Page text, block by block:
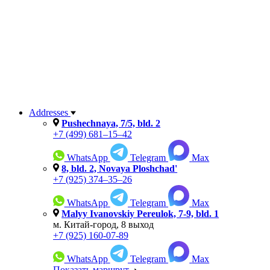
Addresses
Pushechnaya, 7/5, bld. 2
+7 (499) 681–15–42
WhatsApp Telegram
Max
8, bld. 2, Novaya Ploshchad'
+7 (925) 374–35–26
WhatsApp Telegram
Max
Malyy Ivanovskiy Pereulok, 7-9, bld. 1
м. Китай-город, 8 выход
+7 (925) 160-07-89
WhatsApp Telegram
Max